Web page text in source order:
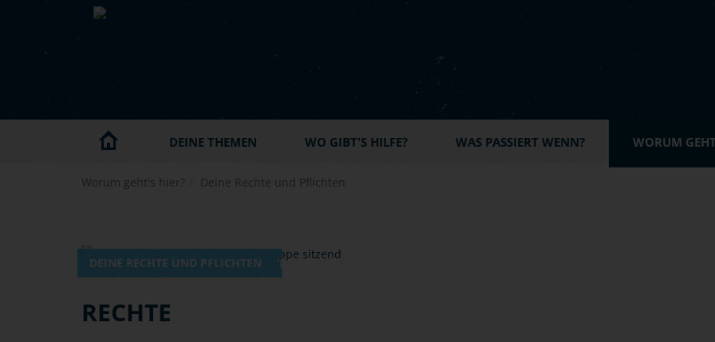
Skip to main content
DEINE THEMEN WO GIBT'S HILFE? WAS PASSIERT WENN? WORUM
Worum geht's hier? Deine Rechte und Pflichten
DEINE RECHTE UND PFLICHTEN
RECHTE